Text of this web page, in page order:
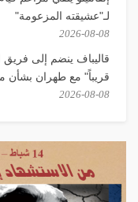
لـ"عشيقته المزعومة"
2026-08-08
قاليباف ينضم إلى فريق
قريباً" مع طهران بشأن
2026-08-08